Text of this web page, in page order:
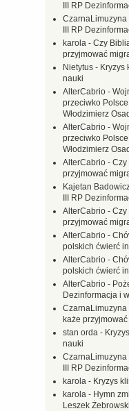
III RP
CzarnaLimuzyna
III RP
karola - Czy
przyjmować
Nietytus - Kryzys
nauki
AlterCabrio -
przeciwko
Włodzimierz
AlterCabrio -
przeciwko
Włodzimierz
AlterCabrio - Czy
przyjmować
Kajetan
III RP
AlterCabrio - Czy
przyjmować
AlterCabrio -
polskich ćwierć
AlterCabrio -
polskich ćwierć
AlterCabrio -
Dezinformacja i
CzarnaLimuzyna
każe
stan orda -
nauki
CzarnaLimuzyna
III RP
karola - Kryzys
karola - Hymn
Leszek Żebrowski